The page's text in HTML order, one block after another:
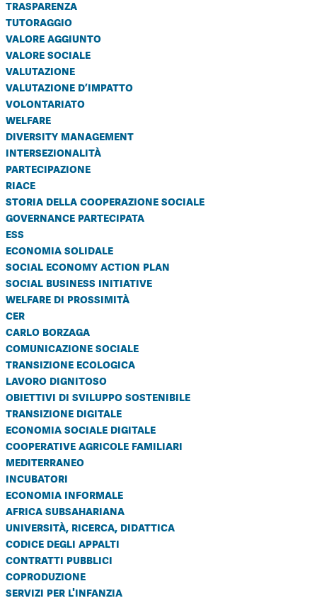
trasparenza
tutoraggio
valore aggiunto
valore sociale
valutazione
valutazione d’impatto
volontariato
welfare
diversity management
intersezionalità
partecipazione
riace
storia della cooperazione sociale
governance partecipata
ess
economia solidale
social economy action plan
social business initiative
welfare di prossimità
cer
carlo borzaga
comunicazione sociale
transizione ecologica
lavoro dignitoso
obiettivi di sviluppo sostenibile
transizione digitale
economia sociale digitale
cooperative agricole familiari
mediterraneo
incubatori
economia informale
africa subsahariana
università, ricerca, didattica
codice degli appalti
contratti pubblici
coproduzione
servizi per l'infanzia